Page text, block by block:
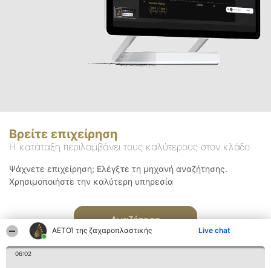
ΑΕΤΟΊ της ζαχαροπλαστικής Live chat
06:02
Βρείτε επιχείρηση
Η κατάταξη περιλαμβάνει τους καλύτερους στον κλάδο
Ψάχνετε επιχείρηση; Ελέγξτε τη μηχανή αναζήτησης.
Χρησιμοποιήστε την καλύτερη υπηρεσία
Αναζήτηση